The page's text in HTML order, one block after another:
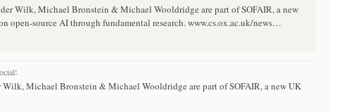
Wilk, Michael Bronstein & Michael Wooldridge are part of SOFAIR, a new
source AI through fundamental research. www.cs.ox.ac.uk/news…
:
Wilk, Michael Bronstein & Michael Wooldridge are part of SOFAIR, a new UK